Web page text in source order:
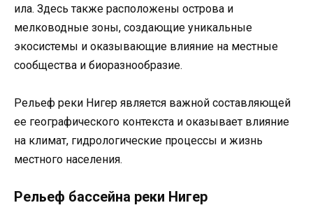
ила. Здесь также расположены острова и
мелководные зоны, создающие уникальные
экосистемы и оказывающие влияние на местные
сообщества и биоразнообразие.
Рельеф реки Нигер является важной составляющей
ее географического контекста и оказывает влияние
на климат, гидрологические процессы и жизнь
местного населения.
Рельеф бассейна реки Нигер